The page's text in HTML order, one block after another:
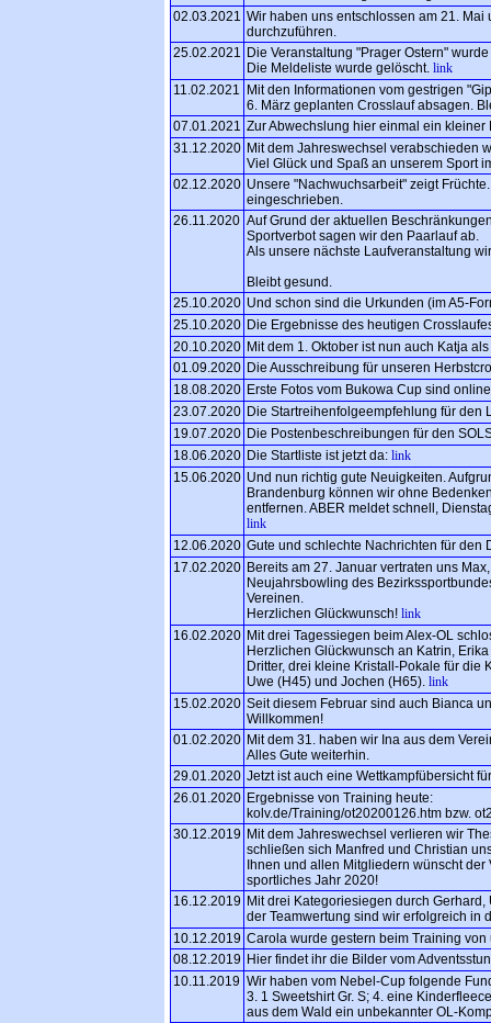
02.03.2021 Wir haben uns entschlossen am 21.
durchzuführen.
25.02.2021
Die Veranstaltung "Prager Ostern"
Die Meldeliste wurde gelöscht. link
11.02.2021
Mit den Informationen vom gestrigen
6. März geplanten Crosslauf absagen.
07.01.2021 Zur Abwechslung hier einmal ein
31.12.2020 Mit dem Jahreswechsel verabschieden
Viel Glück und Spaß an unserem Sport
02.12.2020 Unsere "Nachwuchsarbeit" zeigt
eingeschrieben.
26.11.2020 Auf Grund der aktuellen
Sportverbot sagen wir den Paarlauf ab.
Als unsere nächste Laufveranstaltung
Bleibt gesund.
25.10.2020 Und schon sind die Urkunden (im A5-
25.10.2020 Die Ergebnisse des heutigen
20.10.2020 Mit dem 1. Oktober ist nun auch Katja
01.09.2020 Die Ausschreibung für unseren
18.08.2020 Erste Fotos vom Bukowa Cup sind
23.07.2020 Die Startreihenfolgeempfehlung für den
19.07.2020 Die Postenbeschreibungen für den
18.06.2020 Die Startliste ist jetzt da: link
15.06.2020 Und nun richtig gute Neuigkeiten.
Brandenburg können wir ohne
entfernen. ABER meldet schnell,
link
12.06.2020 Gute und schlechte Nachrichten für den
17.02.2020 Bereits am 27. Januar vertraten uns
Neujahrsbowling des
Vereinen.
Herzlichen Glückwunsch! link
16.02.2020 Mit drei Tagessiegen beim Alex-OL
Herzlichen Glückwunsch an Katrin,
Dritter, drei kleine Kristall-Pokale für die
Uwe (H45) und Jochen (H65). link
15.02.2020 Seit diesem Februar sind auch Bianca
Willkommen!
01.02.2020 Mit dem 31. haben wir Ina aus dem
Alles Gute weiterhin.
29.01.2020 Jetzt ist auch eine Wettkampfübersicht
26.01.2020 Ergebnisse von Training heute:
kolv.de/Training/ot20200126.htm bzw.
30.12.2019 Mit dem Jahreswechsel verlieren wir
schließen sich Manfred und Christian
Ihnen und allen Mitgliedern wünscht
sportliches Jahr 2020!
16.12.2019 Mit drei Kategoriesiegen durch
der Teamwertung sind wir erfolgreich in
10.12.2019 Carola wurde gestern beim Training
08.12.2019 Hier findet ihr die Bilder vom
10.11.2019 Wir haben vom Nebel-Cup folgende
3. 1 Sweetshirt Gr. S; 4. eine
aus dem Wald ein unbekannter OL-